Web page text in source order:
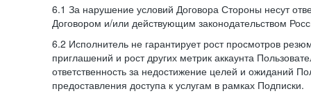
6.1 За нарушение условий Договора Стороны несут
Договором и/или действующим законодательством
6.2 Исполнитель не гарантирует рост просмотров
приглашений и рост других метрик аккаунта
ответственность за недостижение целей и ожиданий
предоставления доступа к услугам в рамках Подписки.